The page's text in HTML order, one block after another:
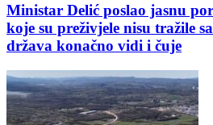
Ministar Delić poslao jasnu
koje su preživjele nisu tražile
država konačno vidi i čuje